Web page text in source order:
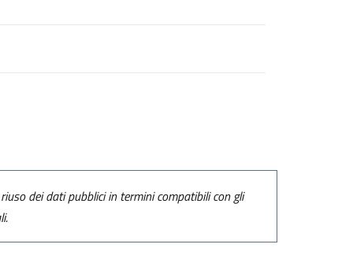
dei dati pubblici in termini compatibili con gli